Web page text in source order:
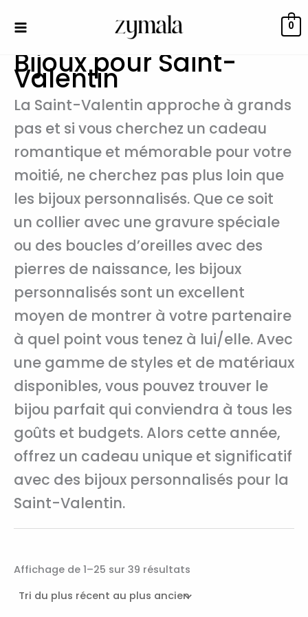
0
Bijoux pour Saint-
Valentin
La Saint-Valentin approche à grands
pas et si vous cherchez un cadeau
romantique et mémorable pour votre
moitié, ne cherchez pas plus loin que
les bijoux personnalisés. Que ce soit
un collier avec une gravure spéciale
ou des boucles d’oreilles avec des
pierres de naissance, les bijoux
personnalisés sont un excellent
moyen de montrer à votre partenaire
à quel point vous tenez à lui/elle. Avec
une gamme de styles et de matériaux
disponibles, vous pouvez trouver le
bijou parfait qui conviendra à tous les
goûts et budgets. Alors cette année,
offrez un cadeau unique et significatif
avec des bijoux personnalisés pour la
Saint-Valentin.
Affichage de 1–25 sur 39 résultats
ancien